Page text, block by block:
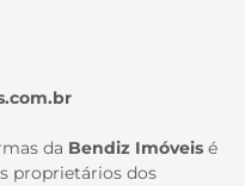
da Bendiz Imóveis é
proprietários dos